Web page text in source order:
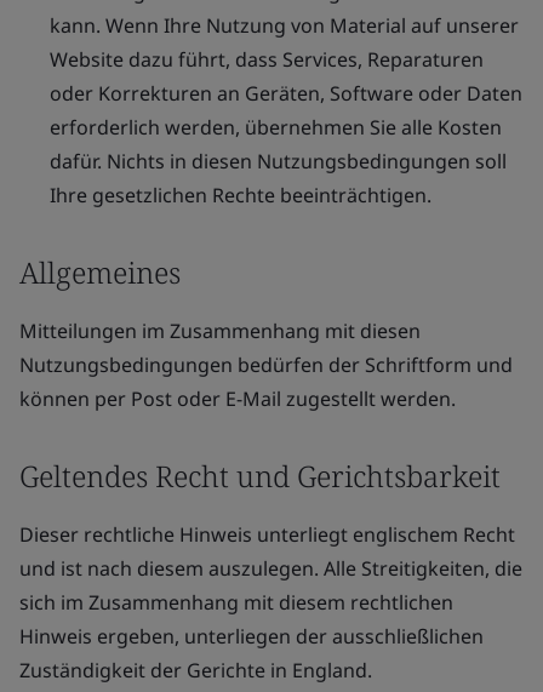
kann. Wenn Ihre Nutzung von Material auf unserer
Website dazu führt, dass Services, Reparaturen
oder Korrekturen an Geräten, Software oder Daten
erforderlich werden, übernehmen Sie alle Kosten
dafür. Nichts in diesen Nutzungsbedingungen soll
Ihre gesetzlichen Rechte beeinträchtigen.
Allgemeines
Mitteilungen im Zusammenhang mit diesen
Nutzungsbedingungen bedürfen der Schriftform und
können per Post oder E-Mail zugestellt werden.
Geltendes Recht und Gerichtsbarkeit
Dieser rechtliche Hinweis unterliegt englischem Recht
und ist nach diesem auszulegen. Alle Streitigkeiten, die
sich im Zusammenhang mit diesem rechtlichen
Hinweis ergeben, unterliegen der ausschließlichen
Zuständigkeit der Gerichte in England.